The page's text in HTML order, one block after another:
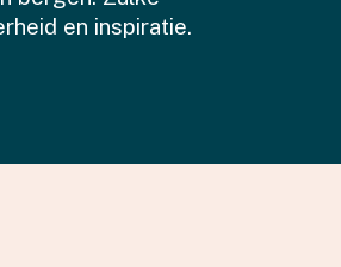
en inspiratie.